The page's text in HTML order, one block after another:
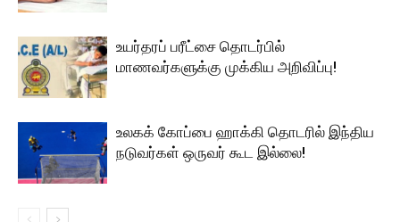
உயர்தரப் பரீட்சை தொடர்பில்
மாணவர்களுக்கு முக்கிய அறிவிப்பு!
உலகக் கோப்பை ஹாக்கி தொடரில் இந்திய
நடுவர்கள் ஒருவர் கூட இல்லை!